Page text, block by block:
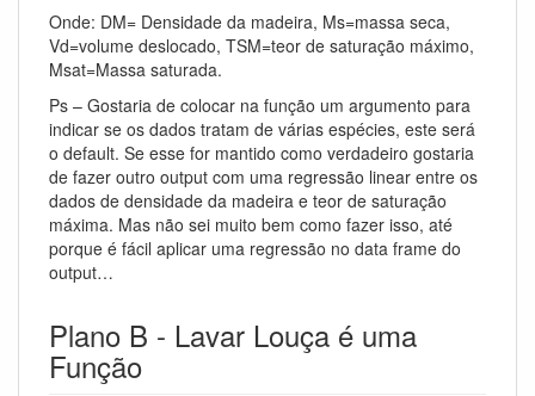
Onde: DM= Densidade da madeira, Ms=massa seca,
Vd=volume deslocado, TSM=teor de saturação máximo,
Msat=Massa saturada.
Ps – Gostaria de colocar na função um argumento para
indicar se os dados tratam de várias espécies, este será
o default. Se esse for mantido como verdadeiro gostaria
de fazer outro output com uma regressão linear entre os
dados de densidade da madeira e teor de saturação
máxima. Mas não sei muito bem como fazer isso, até
porque é fácil aplicar uma regressão no data frame do
output…
Plano B - Lavar Louça é uma
Função